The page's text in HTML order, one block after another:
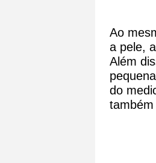
Ao
a pele,
Além
do